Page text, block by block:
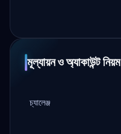
মূল্যায়ন ও অ্যাকাউন্ট নিয়ম
চ্যালেঞ্জ